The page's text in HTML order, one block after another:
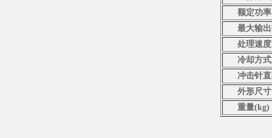
额定功
最大输
处理速
冷却方式
冲击针
外形尺
重量(kg)